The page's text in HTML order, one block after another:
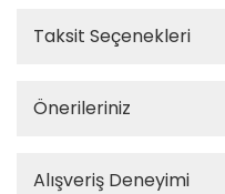
Taksit Seçenekleri
Önerileriniz
Alışveriş Deneyimi